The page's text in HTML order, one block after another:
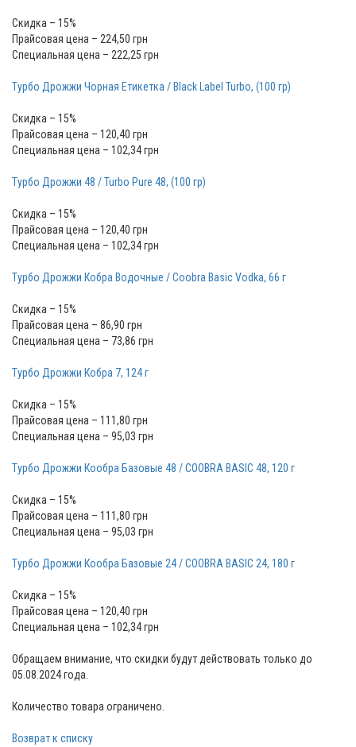
Скидка – 15%
Прайсовая цена – 224,50 грн
Специальная цена – 222,25 грн
Турбо Дрожжи Чорная Етикетка / Black Label Turbo, (100 гр)
Скидка – 15%
Прайсовая цена – 120,40 грн
Специальная цена – 102,34 грн
Турбо Дрожжи 48 / Turbo Pure 48, (100 гр)
Скидка – 15%
Прайсовая цена – 120,40 грн
Специальная цена – 102,34 грн
Турбо Дрожжи Кобра Водочные / Coobra Basic Vodka, 66 г
Скидка – 15%
Прайсовая цена – 86,90 грн
Специальная цена – 73,86 грн
Турбо Дрожжи Кобра 7, 124 г
Скидка – 15%
Прайсовая цена – 111,80 грн
Специальная цена – 95,03 грн
Турбо Дрожжи Кообра Базовые 48 / COOBRA BASIC 48, 120 г
Скидка – 15%
Прайсовая цена – 111,80 грн
Специальная цена – 95,03 грн
Турбо Дрожжи Кообра Базовые 24 / COOBRA BASIC 24, 180 г
Скидка – 15%
Прайсовая цена – 120,40 грн
Специальная цена – 102,34 грн
Обращаем внимание, что скидки будут действовать только до
05.08.2024 года.
Количество товара ограничено.
Возврат к списку